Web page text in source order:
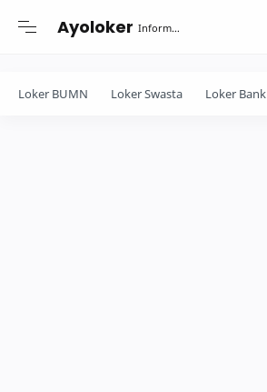
Ayoloker Informasi lowongan khusus Fresh Graduate lulusan Diploma-Sarjana....
Loker BUMN Loker Swasta Loker Bank